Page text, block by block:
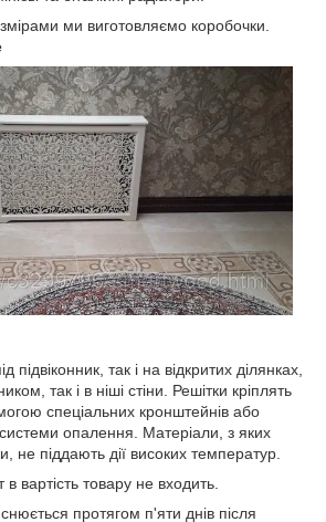
ми виготовляємо коробочки.
підвіконник, так і на відкритих ділянках,
так і в ніші стіни. Решітки кріплять
спеціальних кронштейнів або
опалення. Матеріали, з яких
не піддають дії високих температур.
вартість товару не входить.
протягом п'яти днів після